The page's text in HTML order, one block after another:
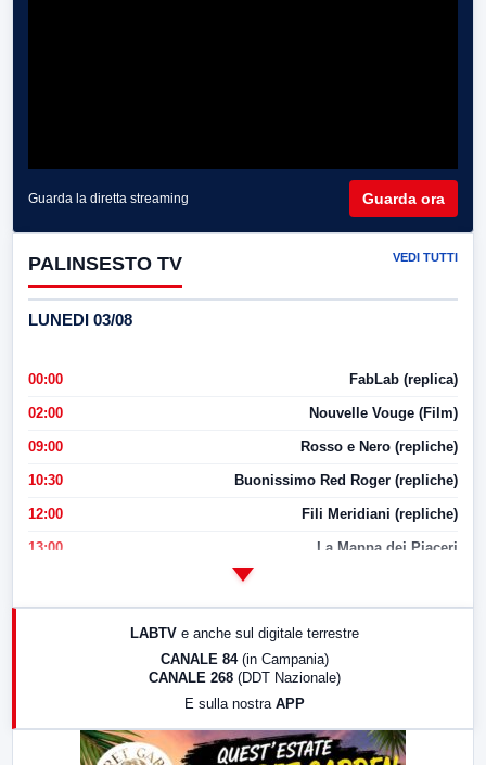
Guarda la diretta streaming Guarda ora
PALINSESTO TV VEDI TUTTI
LUNEDI 03/08
00:00 FabLab (replica)
02:00 Nouvelle Vouge (Film)
09:00 Rosso e Nero (repliche)
10:30 Buonissimo Red Roger (repliche)
12:00 Fili Meridiani (repliche)
13:00 La Mappa dei Piaceri
LabNews (replica)
LABTV e anche sul digitale terrestre
CANALE 84 (in Campania)
CANALE 268 (DDT Nazionale)
E sulla nostra APP